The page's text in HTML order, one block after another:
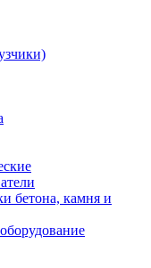
бетона, камня и